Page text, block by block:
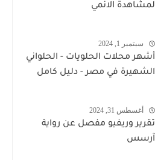
لمشاهدة الانمي
سبتمبر 1, 2024
أشهر محلات الحلويات - الحلواني
الشهيرة في مصر - دليل كامل
أغسطس 31, 2024
تقرير وريفيو مفصل عن رواية
آرسس